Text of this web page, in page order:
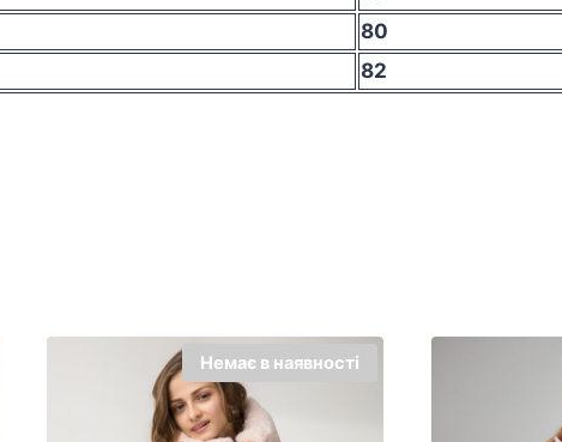
80
82
Немає в наявності